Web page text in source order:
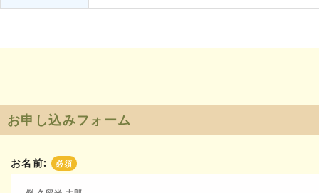
お申し込みフォーム
お名前: 必須